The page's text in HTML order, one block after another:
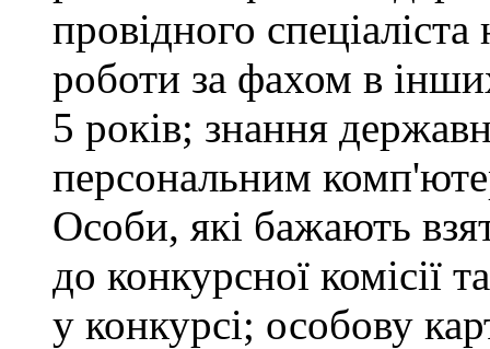
провідного
роботи за фахом в
5 років; знання
персональним
Особи, які бажають
до конкурсної комісії
у конкурсі; особову